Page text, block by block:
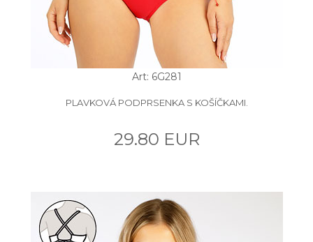
Art: 6G281
PLAVKOVÁ PODPRSENKA S KOŠÍČKAMI.
29.80 EUR